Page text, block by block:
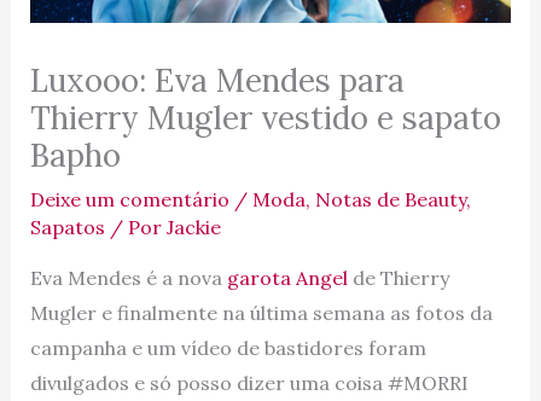
Luxooo: Eva Mendes para
Thierry Mugler vestido e sapato
Bapho
Deixe um comentário / Moda, Notas de Beauty,
Sapatos / Por Jackie
Eva Mendes é a nova garota Angel de Thierry
Mugler e finalmente na última semana as fotos da
campanha e um vídeo de bastidores foram
divulgados e só posso dizer uma coisa #MORRI